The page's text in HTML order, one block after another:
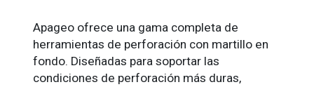
Apageo ofrece una gama completa de
herramientas de perforación con martillo en
fondo. Diseñadas para soportar las
condiciones de perforación más duras,